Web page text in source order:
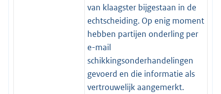
van klaagster bijgestaan in de
echtscheiding. Op enig moment
hebben partijen onderling per
e-mail
schikkingsonderhandelingen
gevoerd en die informatie als
vertrouwelijk aangemerkt.